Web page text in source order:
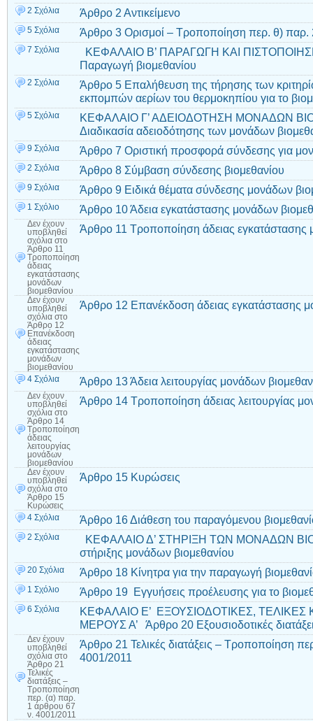
2 Σχόλια Άρθρο 2 Αντικείμενο
5 Σχόλια Άρθρο 3 Ορισμοί – Τροποποίηση περ. θ) παρ.
7 Σχόλια
ΚΕΦΑΛΑΙΟ Β’ ΠΑΡΑΓΩΓΗ ΚΑΙ
Παραγωγή βιομεθανίου
2 Σχόλια
Άρθρο 5 Επαλήθευση της τήρησης των
εκπομπών αερίων του θερμοκηπίου για το
5 Σχόλια
ΚΕΦΑΛΑΙΟ Γ’ ΑΔΕΙΟΔΟΤΗΣΗ ΜΟΝΑΔΩΝ
Διαδικασία αδειοδότησης των μονάδων
9 Σχόλια Άρθρο 7 Οριστική προσφορά σύνδεσης για
2 Σχόλια Άρθρο 8 Σύμβαση σύνδεσης βιομεθανίου
9 Σχόλια Άρθρο 9 Ειδικά θέματα σύνδεσης μονάδων
1 Σχόλιο Άρθρο 10 Άδεια εγκατάστασης μονάδων
Δεν έχουν
υποβληθεί
σχόλια στο
Άρθρο 11
Τροποποίηση
άδειας
εγκατάστασης
μονάδων
βιομεθανίου
Άρθρο 11 Τροποποίηση άδειας εγκατάστασης
Δεν έχουν
υποβληθεί
σχόλια στο
Άρθρο 12
Επανέκδοση
άδειας
εγκατάστασης
μονάδων
βιομεθανίου
Άρθρο 12 Επανέκδοση άδειας εγκατάστασης
4 Σχόλια Άρθρο 13 Άδεια λειτουργίας μονάδων
Δεν έχουν
υποβληθεί
σχόλια στο
Άρθρο 14
Τροποποίηση
άδειας
λειτουργίας
μονάδων
βιομεθανίου
Άρθρο 14 Τροποποίηση άδειας λειτουργίας
Δεν έχουν
υποβληθεί
σχόλια στο
Άρθρο 15
Κυρώσεις
Άρθρο 15 Κυρώσεις
4 Σχόλια Άρθρο 16 Διάθεση του παραγόμενου
2 Σχόλια
ΚΕΦΑΛΑΙΟ Δ’ ΣΤΗΡΙΞΗ ΤΩΝ ΜΟΝΑΔΩΝ
στήριξης μονάδων βιομεθανίου
20 Σχόλια Άρθρο 18 Κίνητρα για την παραγωγή
1 Σχόλιο Άρθρο 19 Εγγυήσεις προέλευσης για το
6 Σχόλια
ΚΕΦΑΛΑΙΟ Ε’ ΕΞΟΥΣΙΟΔΟΤΙΚΕΣ, ΤΕΛΙΚΕΣ
ΜΕΡΟΥΣ Α’ Άρθρο 20 Εξουσιοδοτικές
Δεν έχουν
υποβληθεί
σχόλια στο
Άρθρο 21
Τελικές
διατάξεις –
Τροποποίηση
περ. (α) παρ.
1 άρθρου 67
ν. 4001/2011
Άρθρο 21 Τελικές διατάξεις – Τροποποίηση
4001/2011